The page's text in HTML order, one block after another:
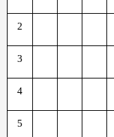
2
3
4
5